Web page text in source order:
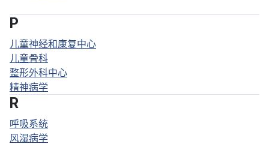
P
儿童神经和康复中心
儿童骨科
整形外科中心
精神病学
R
呼吸系统
风湿病学